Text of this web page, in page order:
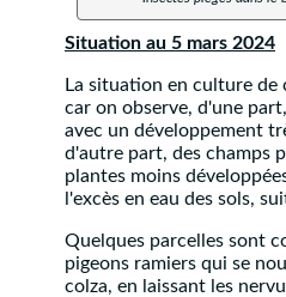
Situation au 5 mars 2024
La situation en culture
car on observe, d'une
avec un développement
d'autre part, des champs
plantes moins
l'excès en eau des sols,
Quelques parcelles sont
pigeons ramiers qui se
colza, en laissant les